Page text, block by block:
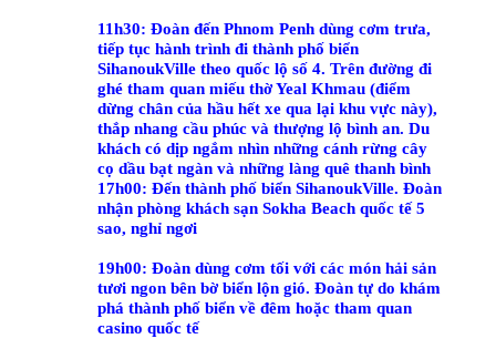
11h30: Đoàn đến Phnom Penh dùng cơm trưa,
tiếp tục hành trình đi thành phố biển
SihanoukVille theo quốc lộ số 4. Trên đường đi
ghé tham quan miếu thờ Yeal Khmau (điểm
dừng chân của hầu hết xe qua lại khu vực này),
thắp nhang cầu phúc và thượng lộ bình an. Du
khách có dịp ngắm nhìn những cánh rừng cây
cọ dầu bạt ngàn và những làng quê thanh bình
17h00: Đến thành phố biển SihanoukVille. Đoàn
nhận phòng khách sạn Sokha Beach quốc tế 5
sao, nghỉ ngơi
19h00: Đoàn dùng cơm tối với các món hải sản
tươi ngon bên bờ biển lộn gió. Đoàn tự do khám
phá thành phố biển về đêm hoặc tham quan
casino quốc tế